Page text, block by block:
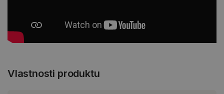
Vlastnosti produktu